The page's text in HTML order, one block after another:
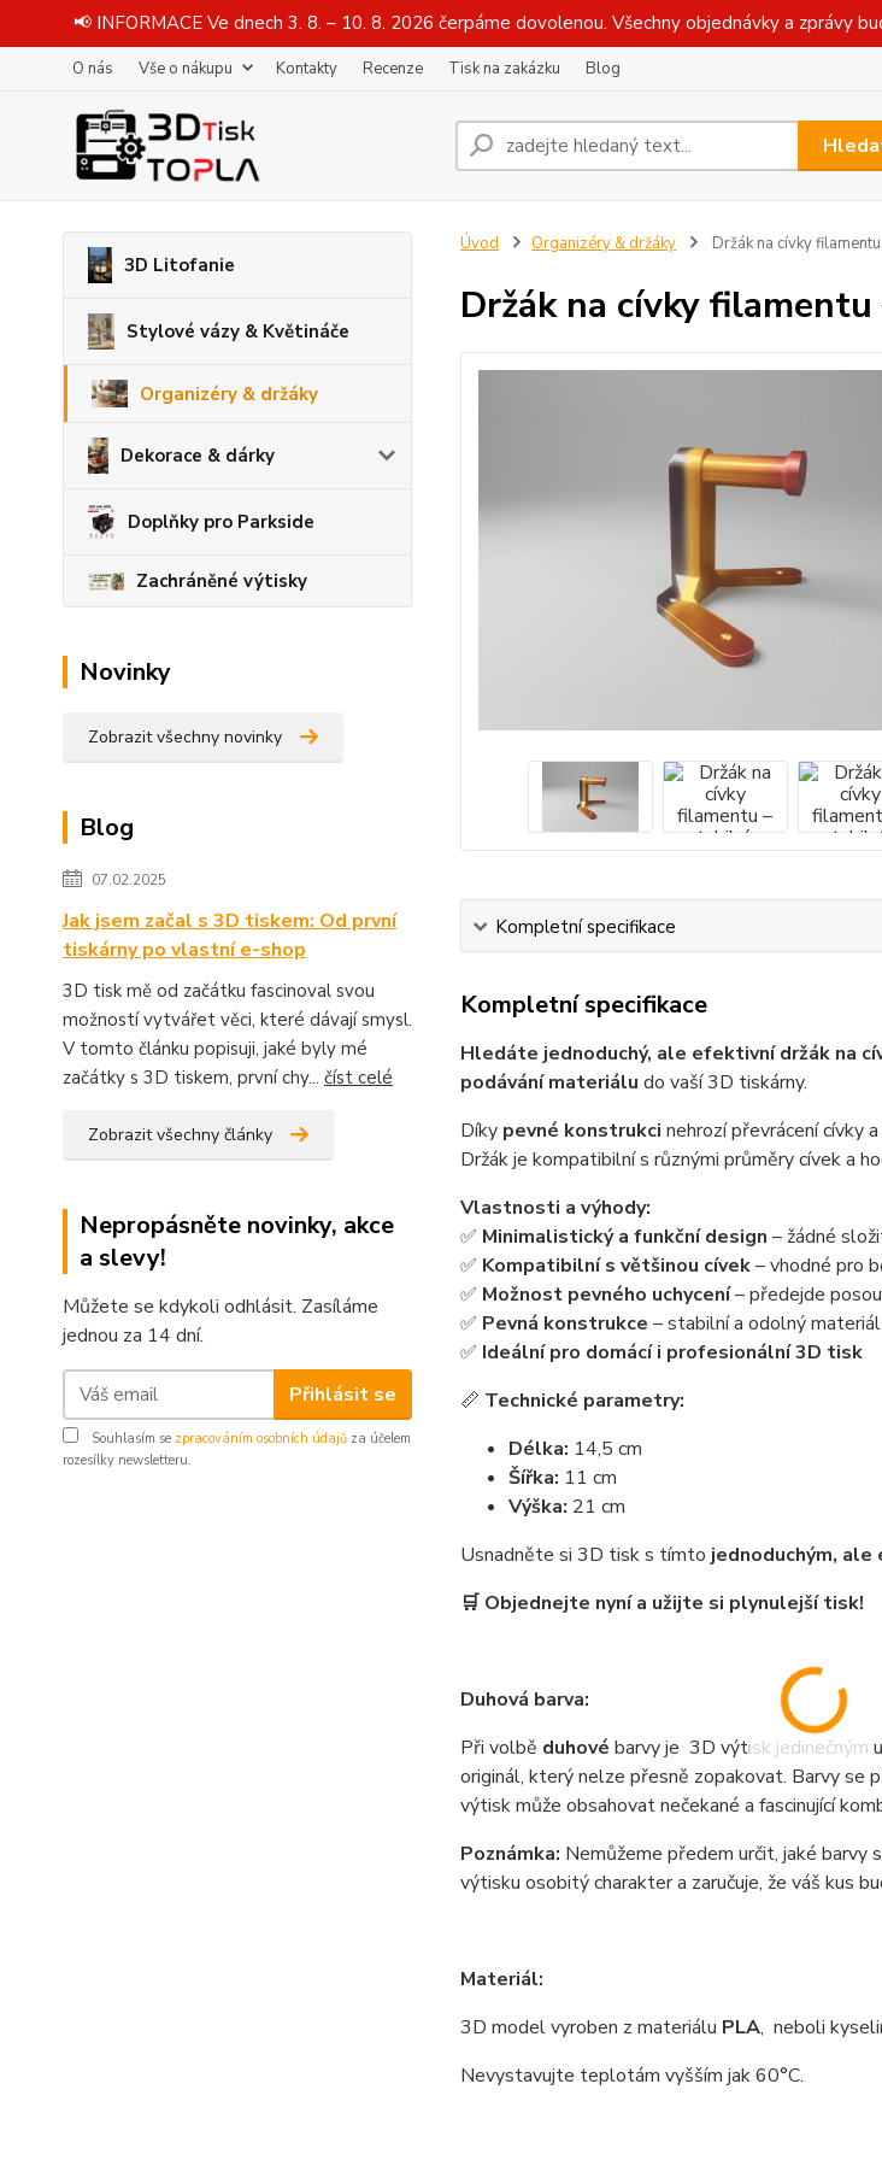
📢 INFORMACE Ve dnech 3. 8. – 10. 8. 2026 čerpáme dovolenou. Všechny objednávky a
O nás Vše o nákupu Kontakty Recenze Tisk na zakázku Blog
3D Litofanie
Stylové vázy & Květináče
Organizéry & držáky
Dekorace & dárky
Doplňky pro Parkside
Zachráněné výtisky
Novinky
Zobrazit všechny novinky
Blog
07.02.2025
Jak jsem začal s 3D tiskem: Od první
tiskárny po vlastní e-shop
3D tisk mě od začátku fascinoval svou
možností vytvářet věci, které dávají smysl.
V tomto článku popisuji, jaké byly mé
začátky s 3D tiskem, první chy... číst celé
Zobrazit všechny články
Nepropásněte novinky, akce
a slevy!
Můžete se kdykoli odhlásit. Zasíláme
jednou za 14 dní.
Přihlásit se
Souhlasím se zpracováním osobních údajů za účelem
rozesílky newsletteru.
Úvod Organizéry & držáky Držák na cívky
Držák na cívky
Kompletní specifikace
Kompletní specifikace
Hledáte jednoduchý, ale efektivní držák na
podávání materiálu do vaší 3D tiskárny.
Díky pevné konstrukci nehrozí převrácení cívky a
Držák je kompatibilní s různými průměry cívek a
Vlastnosti a výhody:
✅ Minimalistický a funkční design – žádné
✅ Kompatibilní s většinou cívek– vhodné pro
✅ Možnost pevného uchycení– předejde
✅ Pevná konstrukce – stabilní a odolný materiál
✅ Ideální pro domácí i profesionální 3D tisk
📏 Technické parametry:
Délka: 14,5 cm
Šířka: 11 cm
Výška: 21 cm
Usnadněte si 3D tisk s tímto jednoduchým,
🛒 Objednejte nyní a užijte si plynulejší tisk!
Duhová barva:
Při volbě duhové barvy je 3D výtisk jedinečným
originál, který nelze přesně zopakovat. Barvy se
výtisk může obsahovat nečekané a fascinující
Poznámka: Nemůžeme předem určit, jaké barvy
výtisku osobitý charakter a zaručuje, že váš kus
Materiál:
3D model vyroben z materiálu PLA, neboli
Nevystavujte teplotám vyšším jak 60°C.